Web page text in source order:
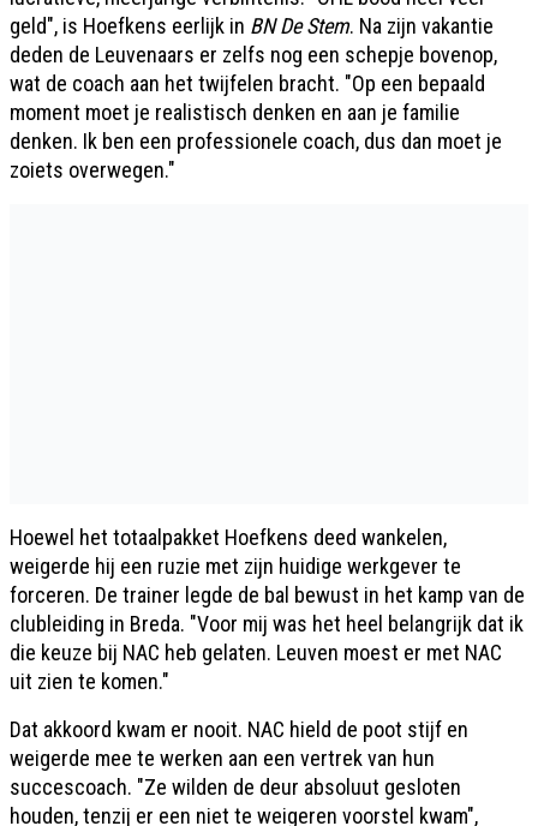
geld", is Hoefkens eerlijk in BN De Stem. Na zijn vakantie
deden de Leuvenaars er zelfs nog een schepje bovenop,
wat de coach aan het twijfelen bracht. "Op een bepaald
moment moet je realistisch denken en aan je familie
denken. Ik ben een professionele coach, dus dan moet je
zoiets overwegen."
Hoewel het totaalpakket Hoefkens deed wankelen,
weigerde hij een ruzie met zijn huidige werkgever te
forceren. De trainer legde de bal bewust in het kamp van de
clubleiding in Breda. "Voor mij was het heel belangrijk dat ik
die keuze bij NAC heb gelaten. Leuven moest er met NAC
uit zien te komen."
Dat akkoord kwam er nooit. NAC hield de poot stijf en
weigerde mee te werken aan een vertrek van hun
succescoach. "Ze wilden de deur absoluut gesloten
houden, tenzij er een niet te weigeren voorstel kwam",